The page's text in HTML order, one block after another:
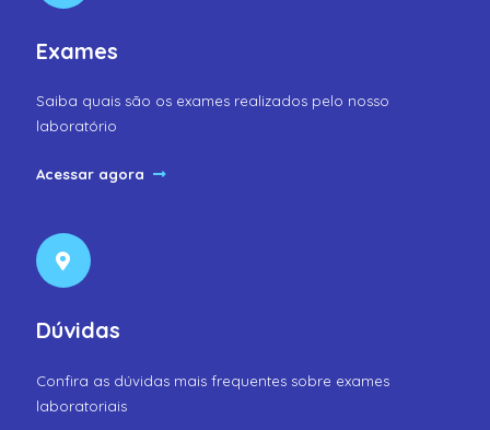
Exames
Saiba quais são os exames realizados pelo nosso
laboratório
Acessar agora
Dúvidas
Confira as dúvidas mais frequentes sobre exames
laboratoriais